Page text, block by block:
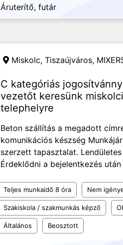
Áruterítő, futár
Miskolc, Tiszaújváros,
C kategóriás
vezetőt keresünk
telephelyre
Beton szállítás a megadott
komunikációs készség
szerzett tapasztalat.
Érdeklődni a bejelentkezés
Teljes munkaidő 8 óra Nem
Szakiskola / szakmunkás képző
Általános Beosztott